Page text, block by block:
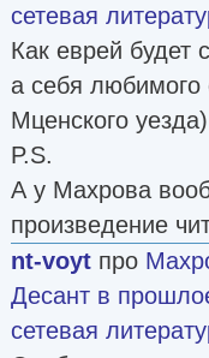
сетевая
Как еврей будет
а себя
Мценского
P.S.
А у Махрова
произведение
nt-voyt про
Десант в
сетевая